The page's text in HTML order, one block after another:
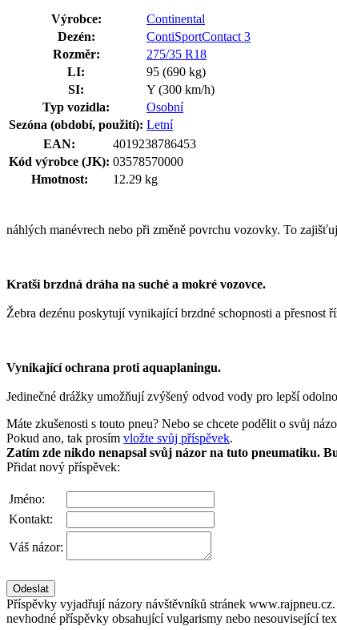
Výrobce:
Continental
Dezén:
ContiSportContact 3
Rozměr:
275/35 R18
LI:
95 (690 kg)
SI:
Y (300 km/h)
Typ vozidla:
Osobní
Sezóna (období, použití): Letní
EAN:
4019238786453
Kód výrobce (JK): 03578570000
Hmotnost:
12.29 kg
náhlých manévrech nebo při změně povrchu vozovky. To
Kratší brzdná dráha na suché a mokré vozovce.
Žebra dezénu poskytují vynikající brzdné schopnosti a přesnost
Vynikající ochrana proti aquaplaningu.
Jedinečné drážky umožňují zvýšený odvod vody pro lepší
Máte zkušenosti s touto pneu? Nebo se chcete podělit o svůj
Pokud ano, tak prosím vložte svůj příspěvek.
Zatím zde nikdo nenapsal svůj názor na tuto pneumatiku.
Přidat nový příspěvek:
Jméno:
Kontakt:
Váš názor:
Příspěvky vyjadřují názory návštěvníků stránek
nevhodné příspěvky obsahující vulgarismy nebo nesouvisející